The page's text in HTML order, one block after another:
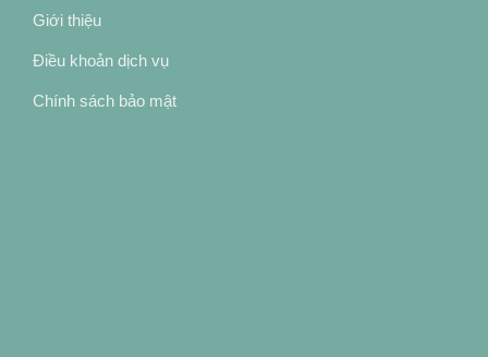
Giới thiệu
Điều khoản dịch vụ
Chính sách bảo mật